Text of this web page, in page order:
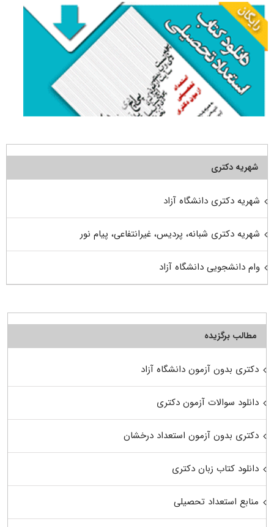
شهریه دکتری
شهریه دکتری دانشگاه آزاد
شهریه دکتری شبانه، پردیس، غیرانتفاعی، پیام نور
وام دانشجویی دانشگاه آزاد
مطالب برگزیده
دکتری بدون آزمون دانشگاه آزاد
دانلود سوالات آزمون دکتری
دکتری بدون آزمون استعداد درخشان
دانلود کتاب زبان دکتری
منابع استعداد تحصیلی